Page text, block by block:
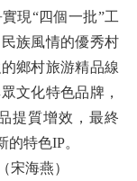
現“四個一批”工
族風情的優秀村
鄉村旅游精品線
文化特色品牌，
提質增效，最終
特色IP。
海燕）